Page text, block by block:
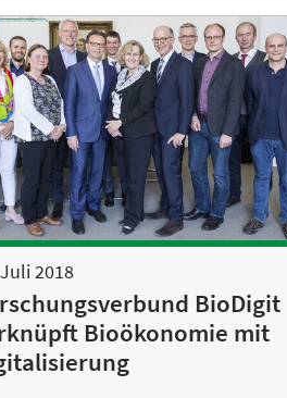
2018
BioDigit
Bioökonomie mit